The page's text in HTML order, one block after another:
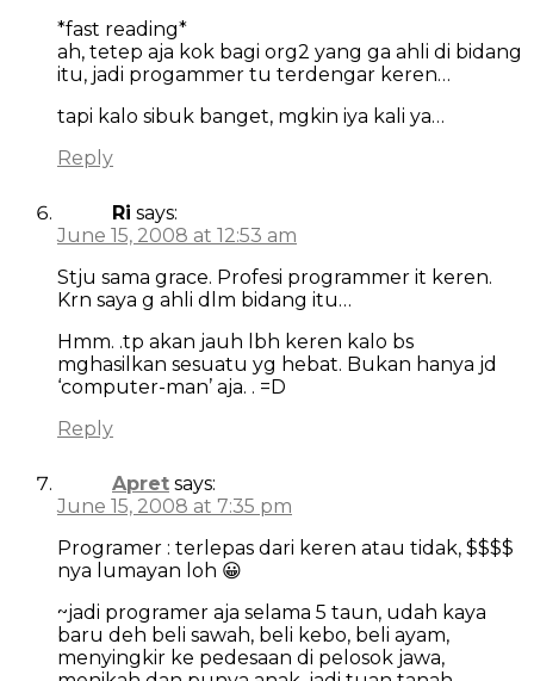
*fast reading*
ah, tetep aja kok bagi org2 yang ga ahli di bidang
itu, jadi progammer tu terdengar keren…
tapi kalo sibuk banget, mgkin iya kali ya…
Reply
Ri says:
June 15, 2008 at 12:53 am
Stju sama grace. Profesi programmer it keren.
Krn saya g ahli dlm bidang itu…
Hmm. .tp akan jauh lbh keren kalo bs
mghasilkan sesuatu yg hebat. Bukan hanya jd
‘computer-man’ aja. . =D
Reply
Apret says:
June 15, 2008 at 7:35 pm
Programer : terlepas dari keren atau tidak, $$$$
nya lumayan loh 😀
~jadi programer aja selama 5 taun, udah kaya
baru deh beli sawah, beli kebo, beli ayam,
menyingkir ke pedesaan di pelosok jawa,